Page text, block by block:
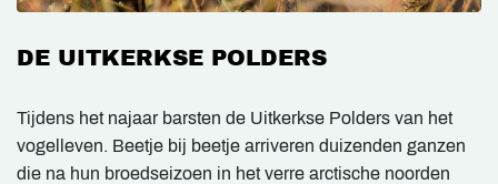
DE UITKERKSE POLDERS
Tijdens het najaar barsten de Uitkerkse Polders van het
vogelleven. Beetje bij beetje arriveren duizenden ganzen
die na hun broedseizoen in het verre arctische noorden